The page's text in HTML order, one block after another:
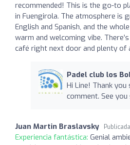
recommended! This is the go-to
in Fuengirola. The atmosphere is
English and Spanish, and the
warm and welcoming vibe.
café right next door and plenty of
Padel club los
Hi Line! Thank
comment. See you
Juan Martin Braslavsky
Experiencia fantástica: Genial